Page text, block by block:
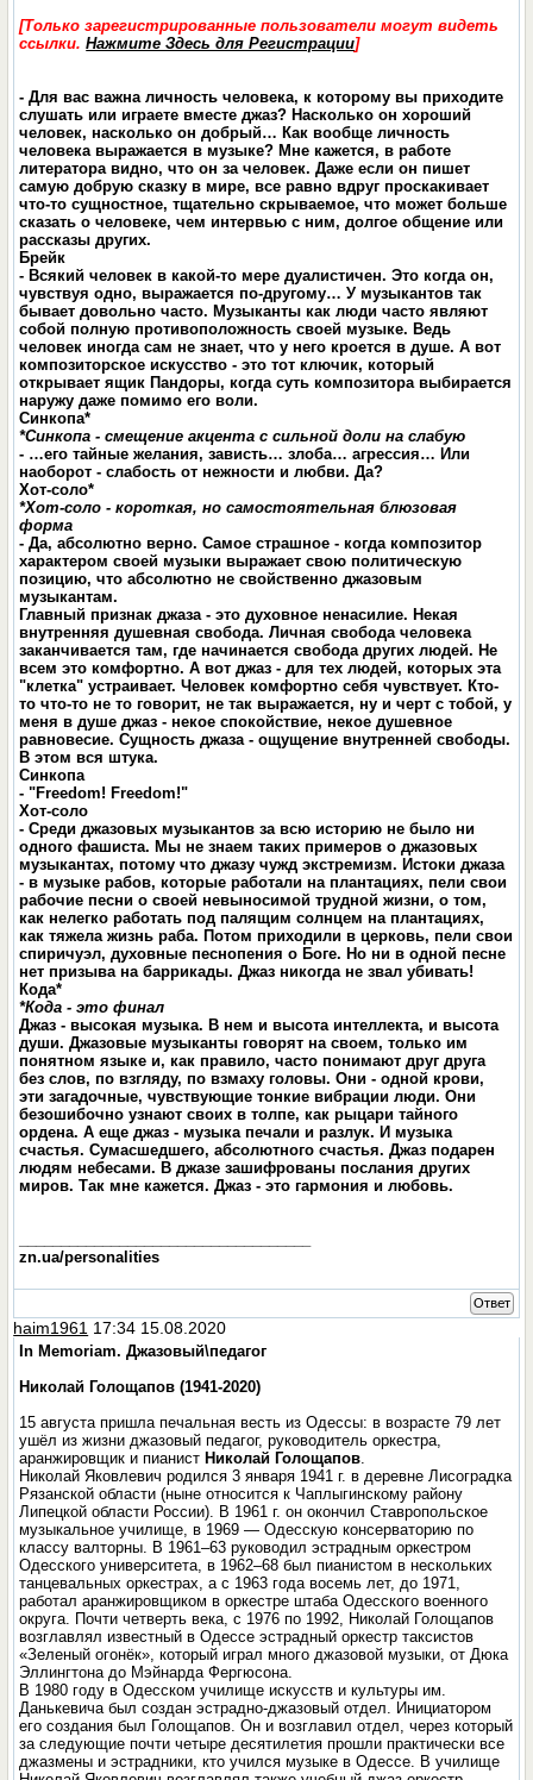
[Только зарегистрированные пользователи могут видеть
ссылки.Нажмите Здесь для Регистрации]
- Для вас важна личность человека, к которому вы приходите
слушать или играете вместе джаз? Насколько он хороший
человек, насколько он добрый… Как вообще личность
человека выражается в музыке? Мне кажется, в работе
литератора видно, что он за человек. Даже если он пишет
самую добрую сказку в мире, все равно вдруг проскакивает
что-то сущностное, тщательно скрываемое, что может больше
сказать о человеке, чем интервью с ним, долгое общение или
рассказы других.
Брейк
- Всякий человек в какой-то мере дуалистичен. Это когда он,
чувствуя одно, выражается по-другому… У музыкантов так
бывает довольно часто. Музыканты как люди часто являют
собой полную противоположность своей музыке. Ведь
человек иногда сам не знает, что у него кроется в душе. А вот
композиторское искусство - это тот ключик, который
открывает ящик Пандоры, когда суть композитора выбирается
наружу даже помимо его воли.
Синкопа*
*Синкопа - смещение акцента с сильной доли на слабую
- …его тайные желания, зависть… злоба… агрессия… Или
наоборот - слабость от нежности и любви. Да?
Хот-соло*
*Хот-соло - короткая, но самостоятельная блюзовая
форма
- Да, абсолютно верно. Самое страшное - когда композитор
характером своей музыки выражает свою политическую
позицию, что абсолютно не свойственно джазовым
музыкантам.
Главный признак джаза - это духовное ненасилие. Некая
внутренняя душевная свобода. Личная свобода человека
заканчивается там, где начинается свобода других людей. Не
всем это комфортно. А вот джаз - для тех людей, которых эта
"клетка" устраивает. Человек комфортно себя чувствует. Кто-
то что-то не то говорит, не так выражается, ну и черт с тобой, у
меня в душе джаз - некое спокойствие, некое душевное
равновесие. Сущность джаза - ощущение внутренней свободы.
В этом вся штука.
Синкопа
- "Freedom! Freedom!"
Хот-соло
- Среди джазовых музыкантов за всю историю не было ни
одного фашиста. Мы не знаем таких примеров о джазовых
музыкантах, потому что джазу чужд экстремизм. Истоки джаза
- в музыке рабов, которые работали на плантациях, пели свои
рабочие песни о своей невыносимой трудной жизни, о том,
как нелегко работать под палящим солнцем на плантациях,
как тяжела жизнь раба. Потом приходили в церковь, пели свои
спиричуэл, духовные песнопения о Боге. Но ни в одной песне
нет призыва на баррикады. Джаз никогда не звал убивать!
Кода*
*Кода - это финал
Джаз - высокая музыка. В нем и высота интеллекта, и высота
души. Джазовые музыканты говорят на своем, только им
понятном языке и, как правило, часто понимают друг друга
без слов, по взгляду, по взмаху головы. Они - одной крови,
эти загадочные, чувствующие тонкие вибрации люди. Они
безошибочно узнают своих в толпе, как рыцари тайного
ордена. А еще джаз - музыка печали и разлук. И музыка
счастья. Сумасшедшего, абсолютного счастья. Джаз подарен
людям небесами. В джазе зашифрованы послания других
миров. Так мне кажется. Джаз - это гармония и любовь.
zn.ua/personalities
Ответ
haim1961 17:34 15.08.2020
In Memoriam. Джазовый\педагог
Николай Голощапов (1941-2020)
15 августа пришла печальная весть из Одессы: в возрасте 79 лет
ушёл из жизни джазовый педагог, руководитель оркестра,
аранжировщик и пианист Николай Голощапов.
Николай Яковлевич родился 3 января 1941 г. в деревне Лисоградка
Рязанской области (ныне относится к Чаплыгинскому району
Липецкой области России). В 1961 г. он окончил Ставропольское
музыкальное училище, в 1969 — Одесскую консерваторию по
классу валторны. В 1961–63 руководил эстрадным оркестром
Одесского университета, в 1962–68 был пианистом в нескольких
танцевальных оркестрах, а с 1963 года восемь лет, до 1971,
работал аранжировщиком в оркестре штаба Одесского военного
округа. Почти четверть века, с 1976 по 1992, Николай Голощапов
возглавлял известный в Одессе эстрадный оркестр таксистов
«Зеленый огонёк», который играл много джазовой музыки, от Дюка
Эллингтона до Мэйнарда Фергюсона.
В 1980 году в Одесском училище искусств и культуры им.
Данькевича был создан эстрадно-джазовый отдел. Инициатором
его создания был Голощапов. Он и возглавил отдел, через который
за следующие почти четыре десятилетия прошли практически все
джазмены и эстрадники, кто учился музыке в Одессе. В училище